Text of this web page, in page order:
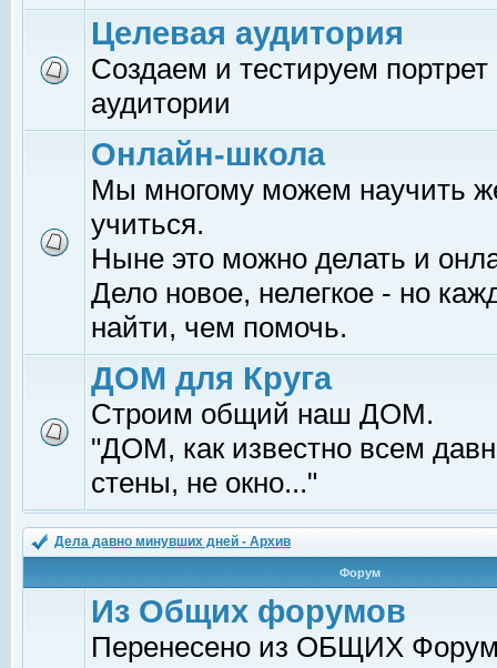
Целевая аудитория
Создаем и тестируем
аудитории
Онлайн-школа
Мы многому можем научить
учиться.
Ныне это можно делать и
Дело новое, нелегкое - но
найти, чем помочь.
ДОМ для Круга
Строим общий наш ДОМ.
"ДОМ, как известно всем
стены, не окно..."
Дела давно минувших дней - Архив
Форум
Из Общих форумов
Перенесено из ОБЩИХ